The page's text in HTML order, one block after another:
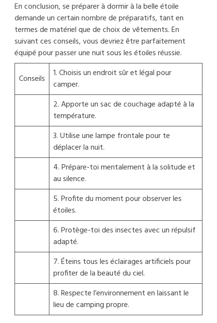
En conclusion, se préparer à dormir à la belle étoile
demande un certain nombre de préparatifs, tant en
termes de matériel que de choix de vêtements. En
suivant ces conseils, vous devriez être parfaitement
équipé pour passer une nuit sous les étoiles réussie.
Conseils
1. Choisis un endroit sûr et légal pour
camper.
2. Apporte un sac de couchage adapté à la
température.
3. Utilise une lampe frontale pour te
déplacer la nuit.
4. Prépare-toi mentalement à la solitude et
au silence.
5. Profite du moment pour observer les
étoiles.
6. Protège-toi des insectes avec un répulsif
adapté.
7. Éteins tous les éclairages artificiels pour
profiter de la beauté du ciel.
8. Respecte l’environnement en laissant le
lieu de camping propre.